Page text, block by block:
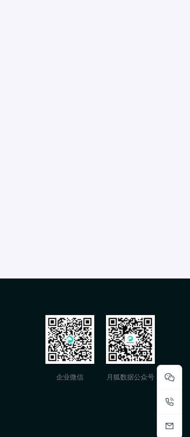
企业微信 月狐数据公众号